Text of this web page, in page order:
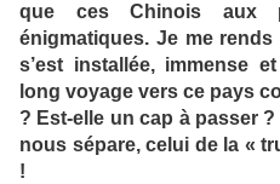
que ces Chinois aux
énigmatiques. Je me
s’est installée, immense
long voyage vers ce pays
? Est-elle un cap à passer
nous sépare, celui de la «
!